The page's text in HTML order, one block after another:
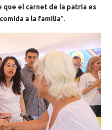
que el carnet de la patria es
a la familia”.